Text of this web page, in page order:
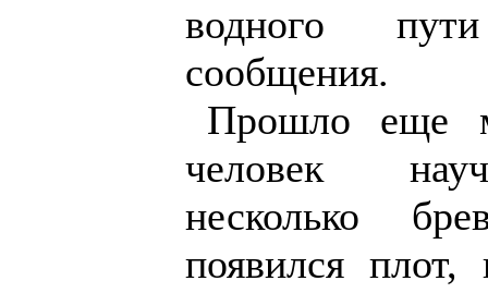
водного
сообщения.
Прошло еще
человек
несколько
появился